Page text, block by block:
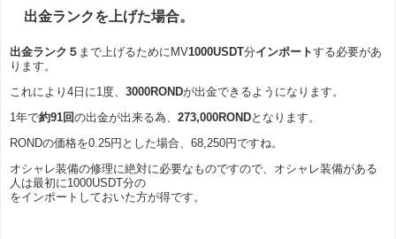
出金ランクを上げた場合。
出金ランク５ まで上げるためにMV1000USDT分インポートする必要があ
ります。
これにより4日に1度、 3000RONDが出金できるようになります。
1年で約91回 の出金が出来る為、 273,000RONDとなります。
RONDの価格を0.25円とした場合、68,250円ですね。
オシャレ装備の修理に絶対に必要なものですので、オシャレ装備がある
人は最初に1000USDT分の
をインポートしておいた方が得です。